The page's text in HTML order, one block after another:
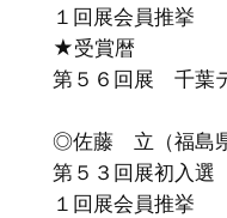
１回展会員推挙
★受賞暦
第５６回展 千葉
◎佐藤 立（福島県
第５３回展初入
１回展会員推挙